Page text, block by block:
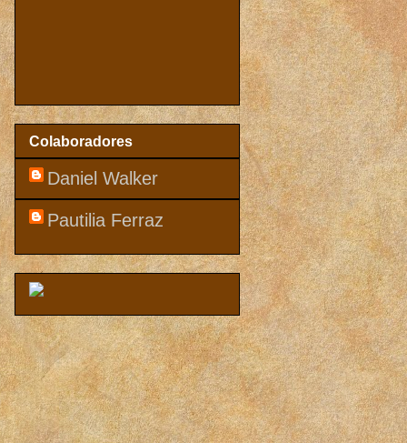
Colaboradores
Daniel Walker
Pautilia Ferraz